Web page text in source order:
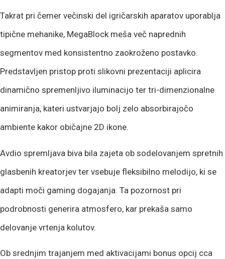
Takrat pri čemer večinski del igričarskih aparatov uporablja
tipične mehanike, MegaBlock meša več naprednih
segmentov med konsistentno zaokroženo postavko.
Predstavljen pristop proti slikovni prezentaciji aplicira
dinamično spremenljivo iluminacijo ter tri-dimenzionalne
animiranja, kateri ustvarjajo bolj zelo absorbirajočo
ambiente kakor običajne 2D ikone.
Avdio spremljava biva bila zajeta ob sodelovanjem spretnih
glasbenih kreatorjev ter vsebuje fleksibilno melodijo, ki se
adapti moči gaming dogajanja. Ta pozornost pri
podrobnosti generira atmosfero, kar prekaša samo
delovanje vrtenja kolutov.
Ob srednjim trajanjem med aktivacijami bonus opcij cca